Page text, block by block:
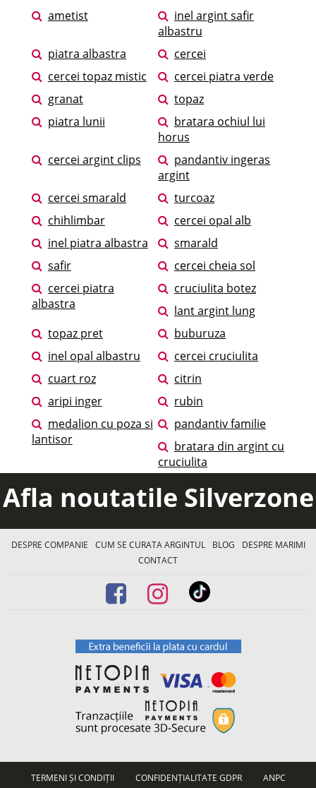
ametist
inel argint safir
albastru
piatra albastra
cercei
cercei topaz mistic
cercei piatra verde
granat
topaz
piatra lunii
bratara ochiul lui
horus
cercei argint clips
pandantiv ingeras
argint
cercei smarald
turcoaz
chihlimbar
cercei opal alb
inel piatra albastra
smarald
safir
cercei cheia sol
cercei piatra
albastra
cruciulita botez
lant argint lung
topaz pret
buburuza
inel opal albastru
cercei cruciulita
cuart roz
citrin
aripi inger
rubin
medalion cu poza si
lantisor
pandantiv familie
bratara din argint cu
cruciulita
Afla noutatile Silverzone
DESPRE COMPANIE CUM SE CURATA ARGINTUL BLOG
DESPRE MARIMI
CONTACT
TERMENI ȘI CONDIȚII CONFIDENȚIALITATE GDPR
ANPC